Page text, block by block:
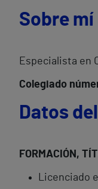
Sobre mí
Especialista en
Colegiado
Datos
FORMACIÓN,
Licenciado